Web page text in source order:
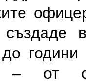
години
– от